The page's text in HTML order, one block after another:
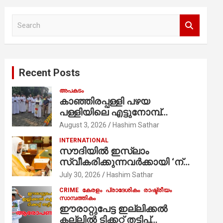
Recent Posts
അപകടം
കാഞ്ഞിരപ്പള്ളി പഴയ
പള്ളിയിലെ എട്ടുനോമ്പ്
ആചരണത്തിന്റെ ഭാഗമായുള്ള
ആർച്ച് പ്രീസ്റ്റ് വെരി. റവ.ഫാ.
കുര്യൻ താമരശ്ശേരി
നിർവഹിക്കുന്നു.
August 3, 2026 Hashim Sathar
INTERNATIONAL
സൗദിയില്‍ ഇസ്‌ലാം
സ്വീകരിക്കുന്നവര്‍ക്കായി ‘ന്യൂ
മുസ്ലിം’ ഡിജിറ്റല്‍ കാര്‍ഡ്
സേവനം ആരംഭിച്ചു
July 30, 2026 Hashim Sathar
CRIME കേരളം പ്രാദേശികം രാഷ്ട്രീയം
സാമ്പത്തികം
ഈരാറ്റുപേട്ട ഇല്ലിക്കൽ
കല്ലിൽ ടിക്കറ്റ് തട്ടിപ്പ്